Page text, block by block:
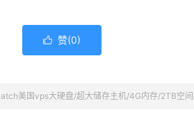
 赞(0)
美国vps大硬盘/超大储存主机/4G内存/2TB空